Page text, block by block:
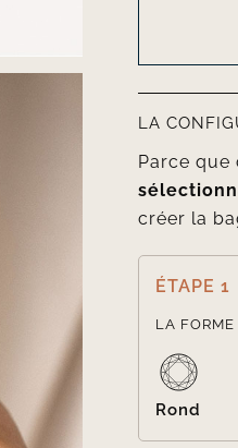
LA
Parce
créer la
ÉTAPE 1
LA FORME
Rond